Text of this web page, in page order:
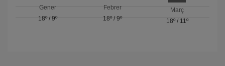
Gener
18º/9º
Febrer
18º/ 9º
Març
18º/ 11º